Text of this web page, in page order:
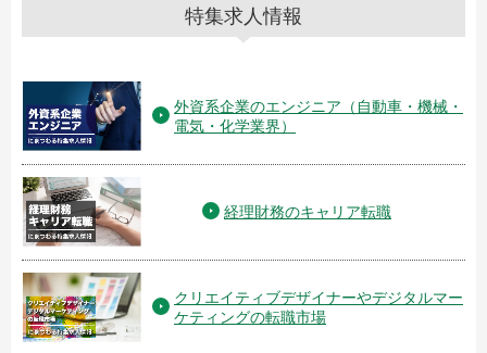
特集求人情報
外資系企業のエンジニア（自動車・機械・
電気・化学業界）
経理財務のキャリア転職
クリエイティブデザイナーやデジタルマー
ケティングの転職市場